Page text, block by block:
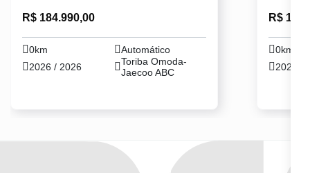
R$ 184.990,00
0km
Automático
2026 / 2026
Toriba Omoda-
Jaecoo ABC
R$
0km
2026 /